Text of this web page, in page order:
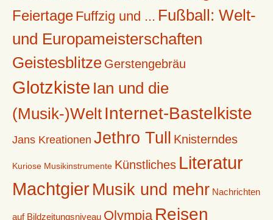
Feiertage Fuffzig und ... Fußball: Welt-
und Europameisterschaften
Geistesblitze Gerstengebräu
Glotzkiste Ian und die
(Musik-)Welt Internet-Bastelkiste
Jans Kreationen Jethro Tull Knisterndes
Kuriose Musikinstrumente Künstliches Literatur
MachtgierMusik und mehr Nachrichten
auf Bildzeitungsniveau Olympia Reisen